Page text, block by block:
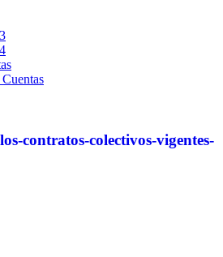
contratos-colectivos-vigentes-